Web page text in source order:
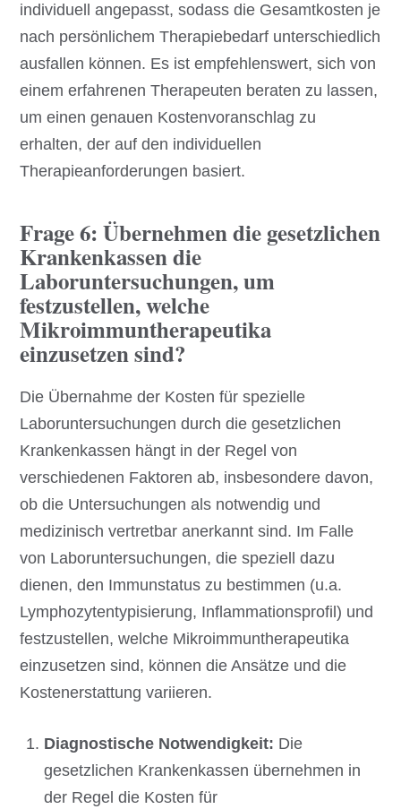
individuell angepasst, sodass die Gesamtkosten je
nach persönlichem Therapiebedarf unterschiedlich
ausfallen können. Es ist empfehlenswert, sich von
einem erfahrenen Therapeuten beraten zu lassen,
um einen genauen Kostenvoranschlag zu
erhalten, der auf den individuellen
Therapieanforderungen basiert.
Frage 6: Übernehmen die gesetzlichen
Krankenkassen die
Laboruntersuchungen, um
festzustellen, welche
Mikroimmuntherapeutika
einzusetzen sind?
Die Übernahme der Kosten für spezielle
Laboruntersuchungen durch die gesetzlichen
Krankenkassen hängt in der Regel von
verschiedenen Faktoren ab, insbesondere davon,
ob die Untersuchungen als notwendig und
medizinisch vertretbar anerkannt sind. Im Falle
von Laboruntersuchungen, die speziell dazu
dienen, den Immunstatus zu bestimmen (u.a.
Lymphozytentypisierung, Inflammationsprofil) und
festzustellen, welche Mikroimmuntherapeutika
einzusetzen sind, können die Ansätze und die
Kostenerstattung variieren.
Diagnostische Notwendigkeit: Die
gesetzlichen Krankenkassen übernehmen in
der Regel die Kosten für